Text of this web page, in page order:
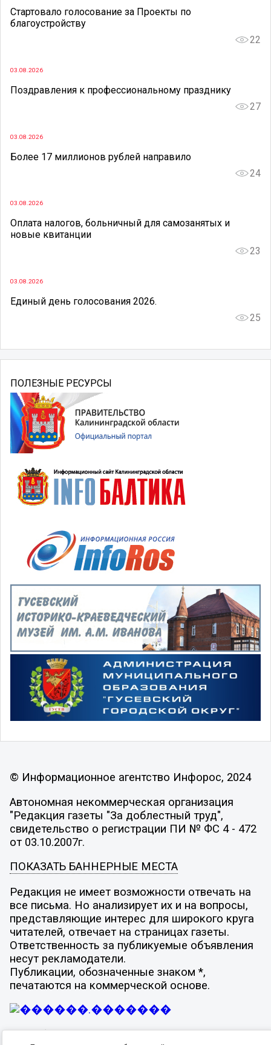
Стартовало голосование за Проекты по
благоустройству
22
03.08.2026
Поздравления к профессиональному празднику
27
03.08.2026
Более 17 миллионов рублей направило
24
03.08.2026
Оплата налогов, больничный для самозанятых и
новые квитанции
23
03.08.2026
Единый день голосования 2026.
25
ПОЛЕЗНЫЕ РЕСУРСЫ
© Информационное агентство Инфорос, 2024
Автономная некоммерческая организация
"Редакция газеты "За доблестный труд",
свидетельство о регистрации ПИ № ФС 4 - 472
от 03.10.2007г.
ПОКАЗАТЬ БАННЕРНЫЕ МЕСТА
Редакция не имеет возможности отвечать на
все письма. Но анализирует их и на вопросы,
представляющие интерес для широкого круга
читателей, отвечает на страницах газеты.
Ответственность за публикуемые объявления
несут рекламодатели.
Публикации, обозначенные знаком *,
печатаются на коммерческой основе.
Разработка -